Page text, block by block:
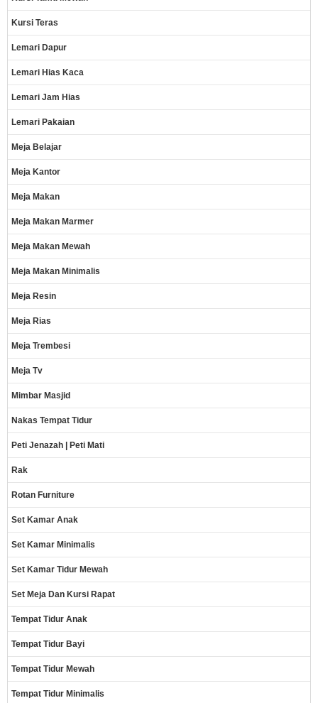
Kursi Teras
Lemari Dapur
Lemari Hias Kaca
Lemari Jam Hias
Lemari Pakaian
Meja Belajar
Meja Kantor
Meja Makan
Meja Makan Marmer
Meja Makan Mewah
Meja Makan Minimalis
Meja Resin
Meja Rias
Meja Trembesi
Meja Tv
Mimbar Masjid
Nakas Tempat Tidur
Peti Jenazah | Peti Mati
Rak
Rotan Furniture
Set Kamar Anak
Set Kamar Minimalis
Set Kamar Tidur Mewah
Set Meja Dan Kursi Rapat
Tempat Tidur Anak
Tempat Tidur Bayi
Tempat Tidur Mewah
Tempat Tidur Minimalis